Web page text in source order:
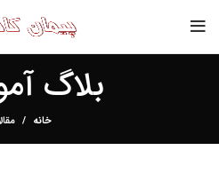
بلاگ
خانه